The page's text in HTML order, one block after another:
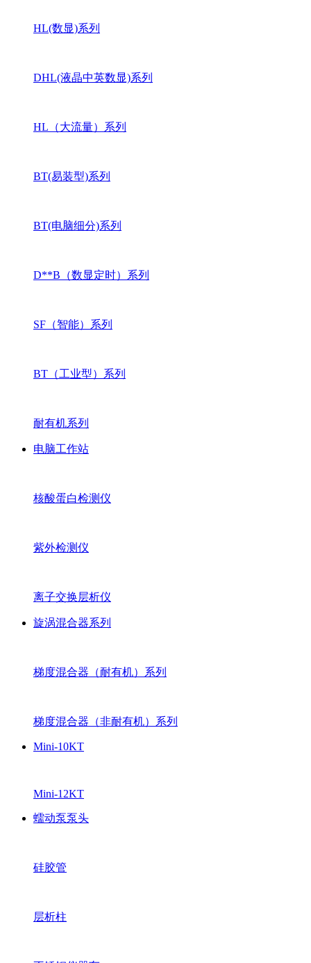
HL(数显)系列
DHL(液晶中英数显)系列
HL（大流量）系列
BT(易装型)系列
BT(电脑细分)系列
D**B（数显定时）系列
SF（智能）系列
BT（工业型）系列
耐有机系列
电脑工作站
核酸蛋白检测仪
紫外检测仪
离子交换层析仪
旋涡混合器系列
梯度混合器（耐有机）系列
梯度混合器（非耐有机）系列
Mini-10KT
Mini-12KT
蠕动泵泵头
硅胶管
层析柱